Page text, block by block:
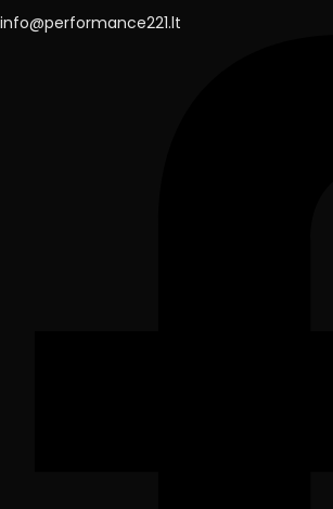
info@performance221.lt